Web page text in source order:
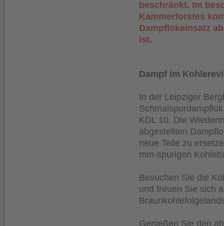
beschränkt. Im
Kammerforstes
Dampflokeinsatz
ist.
Dampf im
In der Leipziger
KDL 10. Die
abgestellten
neue Teile zu
mm-spurigen
Besuchen Sie die
und freuen Sie sich
Genießen Sie den